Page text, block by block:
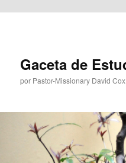
Gaceta de
por Pastor-Missionary David Cox